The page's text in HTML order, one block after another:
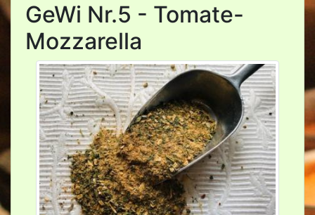
GeWi Nr.5 - Tomate-
Mozzarella